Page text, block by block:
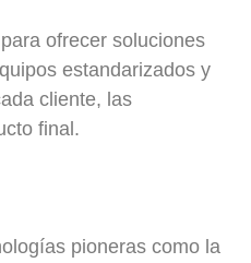
ofrecer soluciones
estandarizados y
cliente, las
final.
pioneras como la